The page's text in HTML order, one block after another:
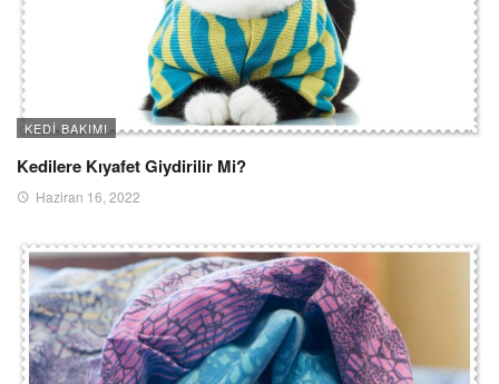
KEDI BAKIMI
Kedilere Kıyafet Giydirilir Mi?
Haziran 16, 2022